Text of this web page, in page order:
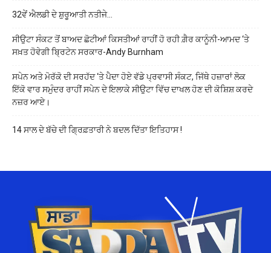
32ਵੇਂ ਐਲਡੀ ਦੇ ਸ਼ੁਰੂਆਤੀ ਨਤੀਜੇ…
ਸੀਉਟਾ ਸੰਕਟ ਤੋਂ ਬਾਅਦ ਛੋਟੀਆਂ ਕਿਸਤੀਆਂ ਰਾਹੀਂ ਹੋ ਰਹੀ ਗ਼ੈਰ ਕਾਨੂੰਨੀ-ਆਮਦ ‘ਤੇ
ਸਖ਼ਤ ਹੋਵੇਗੀ ਬ੍ਰਿਟੇਨ ਸਰਕਾਰ-Andy Burnham
ਸਪੇਨ ਅਤੇ ਮੋਰੱਕੋ ਦੀ ਸਰਹੱਦ ‘ਤੇ ਪੈਦਾ ਹੋਏ ਵੱਡੇ ਪ੍ਰਵਾਸੀ ਸੰਕਟ, ਜਿੱਥੇ ਹਜ਼ਾਰਾਂ ਲੋਕ
ਇੱਕੋ ਵਾਰ ਸਮੁੰਦਰ ਰਾਹੀਂ ਸਪੇਨ ਦੇ ਇਲਾਕੇ ਸੀਉਟਾ ਵਿੱਚ ਦਾਖਲ ਹੋਣ ਦੀ ਕੋਸ਼ਿਸ਼ ਕਰਦੇ
ਨਜ਼ਰ ਆਏ।
14 ਸਾਲ ਦੇ ਬੱਚੇ ਦੀ ਗ੍ਰਿਫ਼ਤਾਰੀ ਨੇ ਬਦਲ ਦਿੱਤਾ ਇਤਿਹਾਸ !